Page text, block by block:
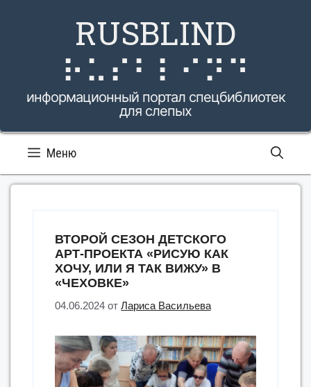
RUSBLIND
⠗⠥⠎⠃⠇⠊⠝⠙
информационный портал спецбиблиотек
для слепых
Меню
ВТОРОЙ СЕЗОН ДЕТСКОГО
АРТ-ПРОЕКТА «РИСУЮ КАК
ХОЧУ, ИЛИ Я ТАК ВИЖУ» В
«ЧЕХОВКЕ»
04.06.2024 отЛариса Васильева